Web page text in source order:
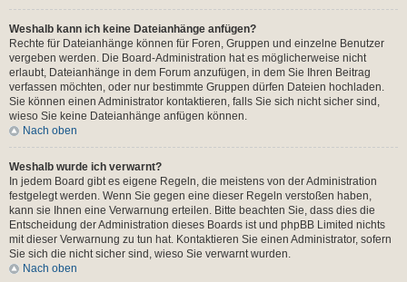
Weshalb kann ich keine Dateianhänge anfügen?
Rechte für Dateianhänge können für Foren, Gruppen und einzelne Benutzer
vergeben werden. Die Board-Administration hat es möglicherweise nicht
erlaubt, Dateianhänge in dem Forum anzufügen, in dem Sie Ihren Beitrag
verfassen möchten, oder nur bestimmte Gruppen dürfen Dateien hochladen.
Sie können einen Administrator kontaktieren, falls Sie sich nicht sicher sind,
wieso Sie keine Dateianhänge anfügen können.
Nach oben
Weshalb wurde ich verwarnt?
In jedem Board gibt es eigene Regeln, die meistens von der Administration
festgelegt werden. Wenn Sie gegen eine dieser Regeln verstoßen haben,
kann sie Ihnen eine Verwarnung erteilen. Bitte beachten Sie, dass dies die
Entscheidung der Administration dieses Boards ist und phpBB Limited nichts
mit dieser Verwarnung zu tun hat. Kontaktieren Sie einen Administrator, sofern
Sie sich die nicht sicher sind, wieso Sie verwarnt wurden.
Nach oben